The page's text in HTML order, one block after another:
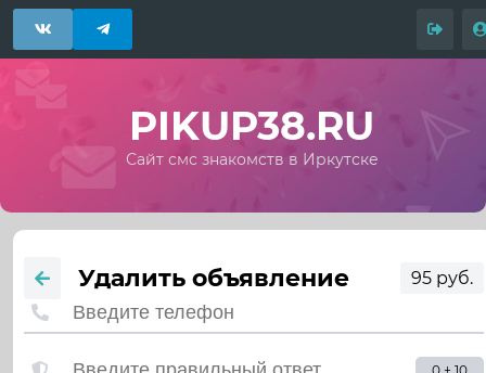
PIKUP38.RU
Сайт смс знакомств в Иркутске
Удалить объявление 95 руб.